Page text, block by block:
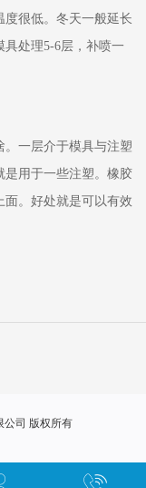
度很低。冬天一般延长
具处理5-6层，补喷一
。一层介于模具与注塑
是用于一些注塑。橡胶
面。好处就是可以有效
公司 版权所有